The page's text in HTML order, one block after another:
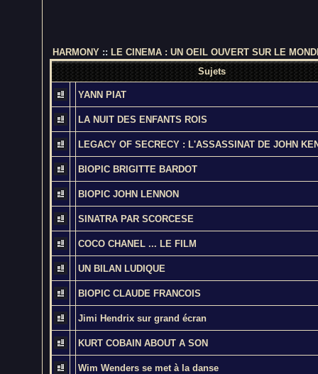
HARMONY :: LE CINEMA : UN OEIL OUVERT SUR LE
Sujets
YANN PIAT
LA NUIT DES ENFANTS ROIS
LEGACY OF SECRECY : L'ASSASSINAT DE JOHN
BIOPIC BRIGITTE BARDOT
BIOPIC JOHN LENNON
SINATRA PAR SCORCESE
COCO CHANEL ... LE FILM
UN BILAN LUDIQUE
BIOPIC CLAUDE FRANCOIS
Jimi Hendrix sur grand écran
KURT COBAIN ABOUT A SON
Wim Wenders se met à la danse